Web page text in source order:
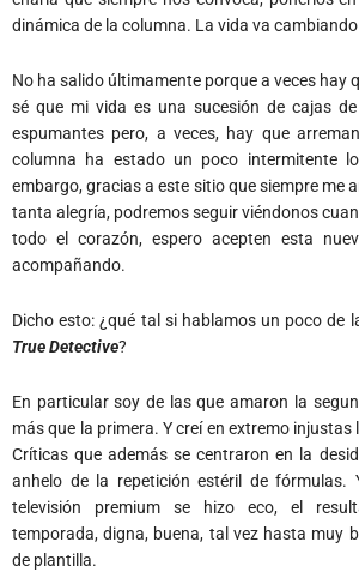
dinámica de la columna. La vida va
No ha salido últimamente porque a veces hay
sé que mi vida es una sucesión de cajas
espumantes pero, a veces, hay que
columna ha estado un poco intermitente
embargo, gracias a este sitio que siempre me
tanta alegría, podremos seguir viéndonos
todo el corazón, espero acepten esta
acompañando.
Dicho esto: ¿qué tal si hablamos un poco de
True Detective?
En particular soy de las que amaron la
más que la primera. Y creí en extremo
Críticas que además se centraron en la
anhelo de la repetición estéril de fórmulas.
televisión premium se hizo eco, el
temporada, digna, buena, tal vez hasta muy
de plantilla.